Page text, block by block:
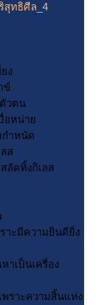
สุทธิศีล_4
ง
ข์
วตน
บื่อหน่า
กำหนัด
ส
ลัดทิ้งกิเลส
ะมีความยินดียิ่ง
าเป็นเครื่อง
าะความสิ้นแห่ง